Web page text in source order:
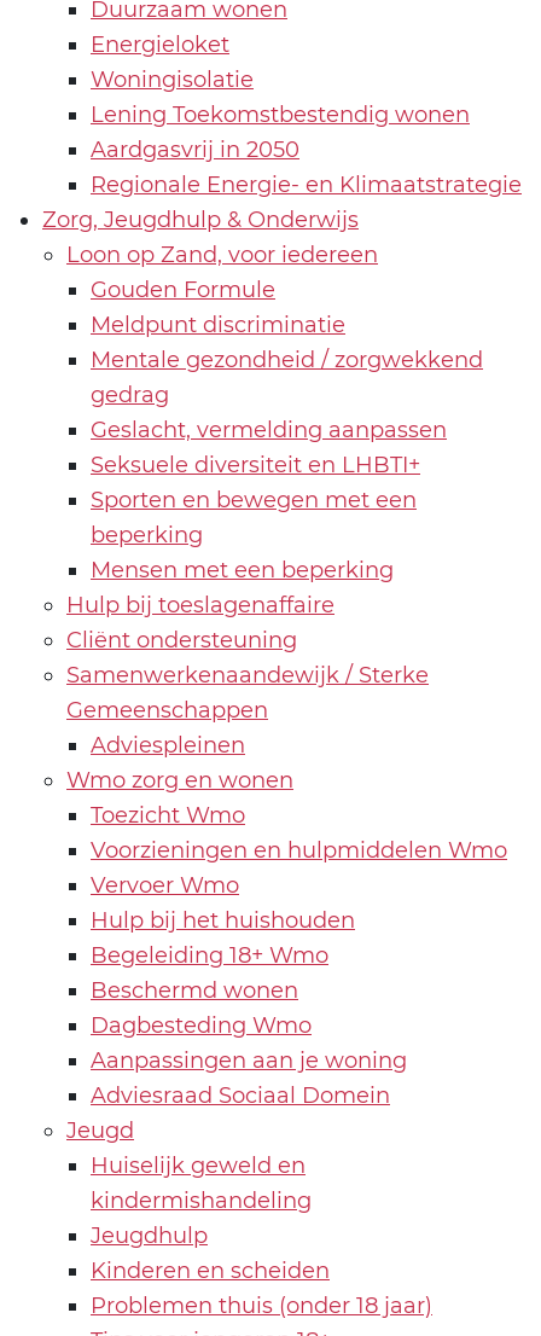
Duurzaam wonen
Energieloket
Woningisolatie
Lening Toekomstbestendig wonen
Aardgasvrij in 2050
Regionale Energie- en Klimaatstrategie
Zorg, Jeugdhulp & Onderwijs
Loon op Zand, voor iedereen
Gouden Formule
Meldpunt discriminatie
Mentale gezondheid / zorgwekkend
gedrag
Geslacht, vermelding aanpassen
Seksuele diversiteit en LHBTI+
Sporten en bewegen met een
beperking
Mensen met een beperking
Hulp bij toeslagenaffaire
Cliënt ondersteuning
Samenwerkenaandewijk / Sterke
Gemeenschappen
Adviespleinen
Wmo zorg en wonen
Toezicht Wmo
Voorzieningen en hulpmiddelen Wmo
Vervoer Wmo
Hulp bij het huishouden
Begeleiding 18+ Wmo
Beschermd wonen
Dagbesteding Wmo
Aanpassingen aan je woning
Adviesraad Sociaal Domein
Jeugd
Huiselijk geweld en
kindermishandeling
Jeugdhulp
Kinderen en scheiden
Problemen thuis (onder 18 jaar)